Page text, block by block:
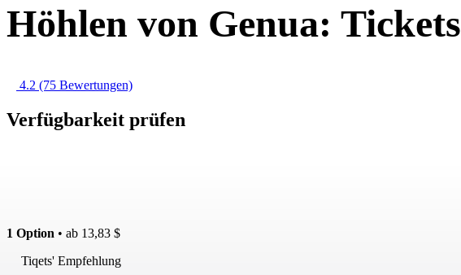
Höhlen von Genua: Tickets
4.2 (75 Bewertungen)
Verfügbarkeit prüfen
1 Option • ab 13,83 $
Tiqets' Empfehlung